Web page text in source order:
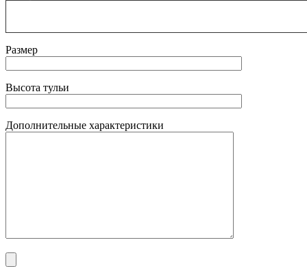
Размер
Высота тульи
Дополнительные характеристики